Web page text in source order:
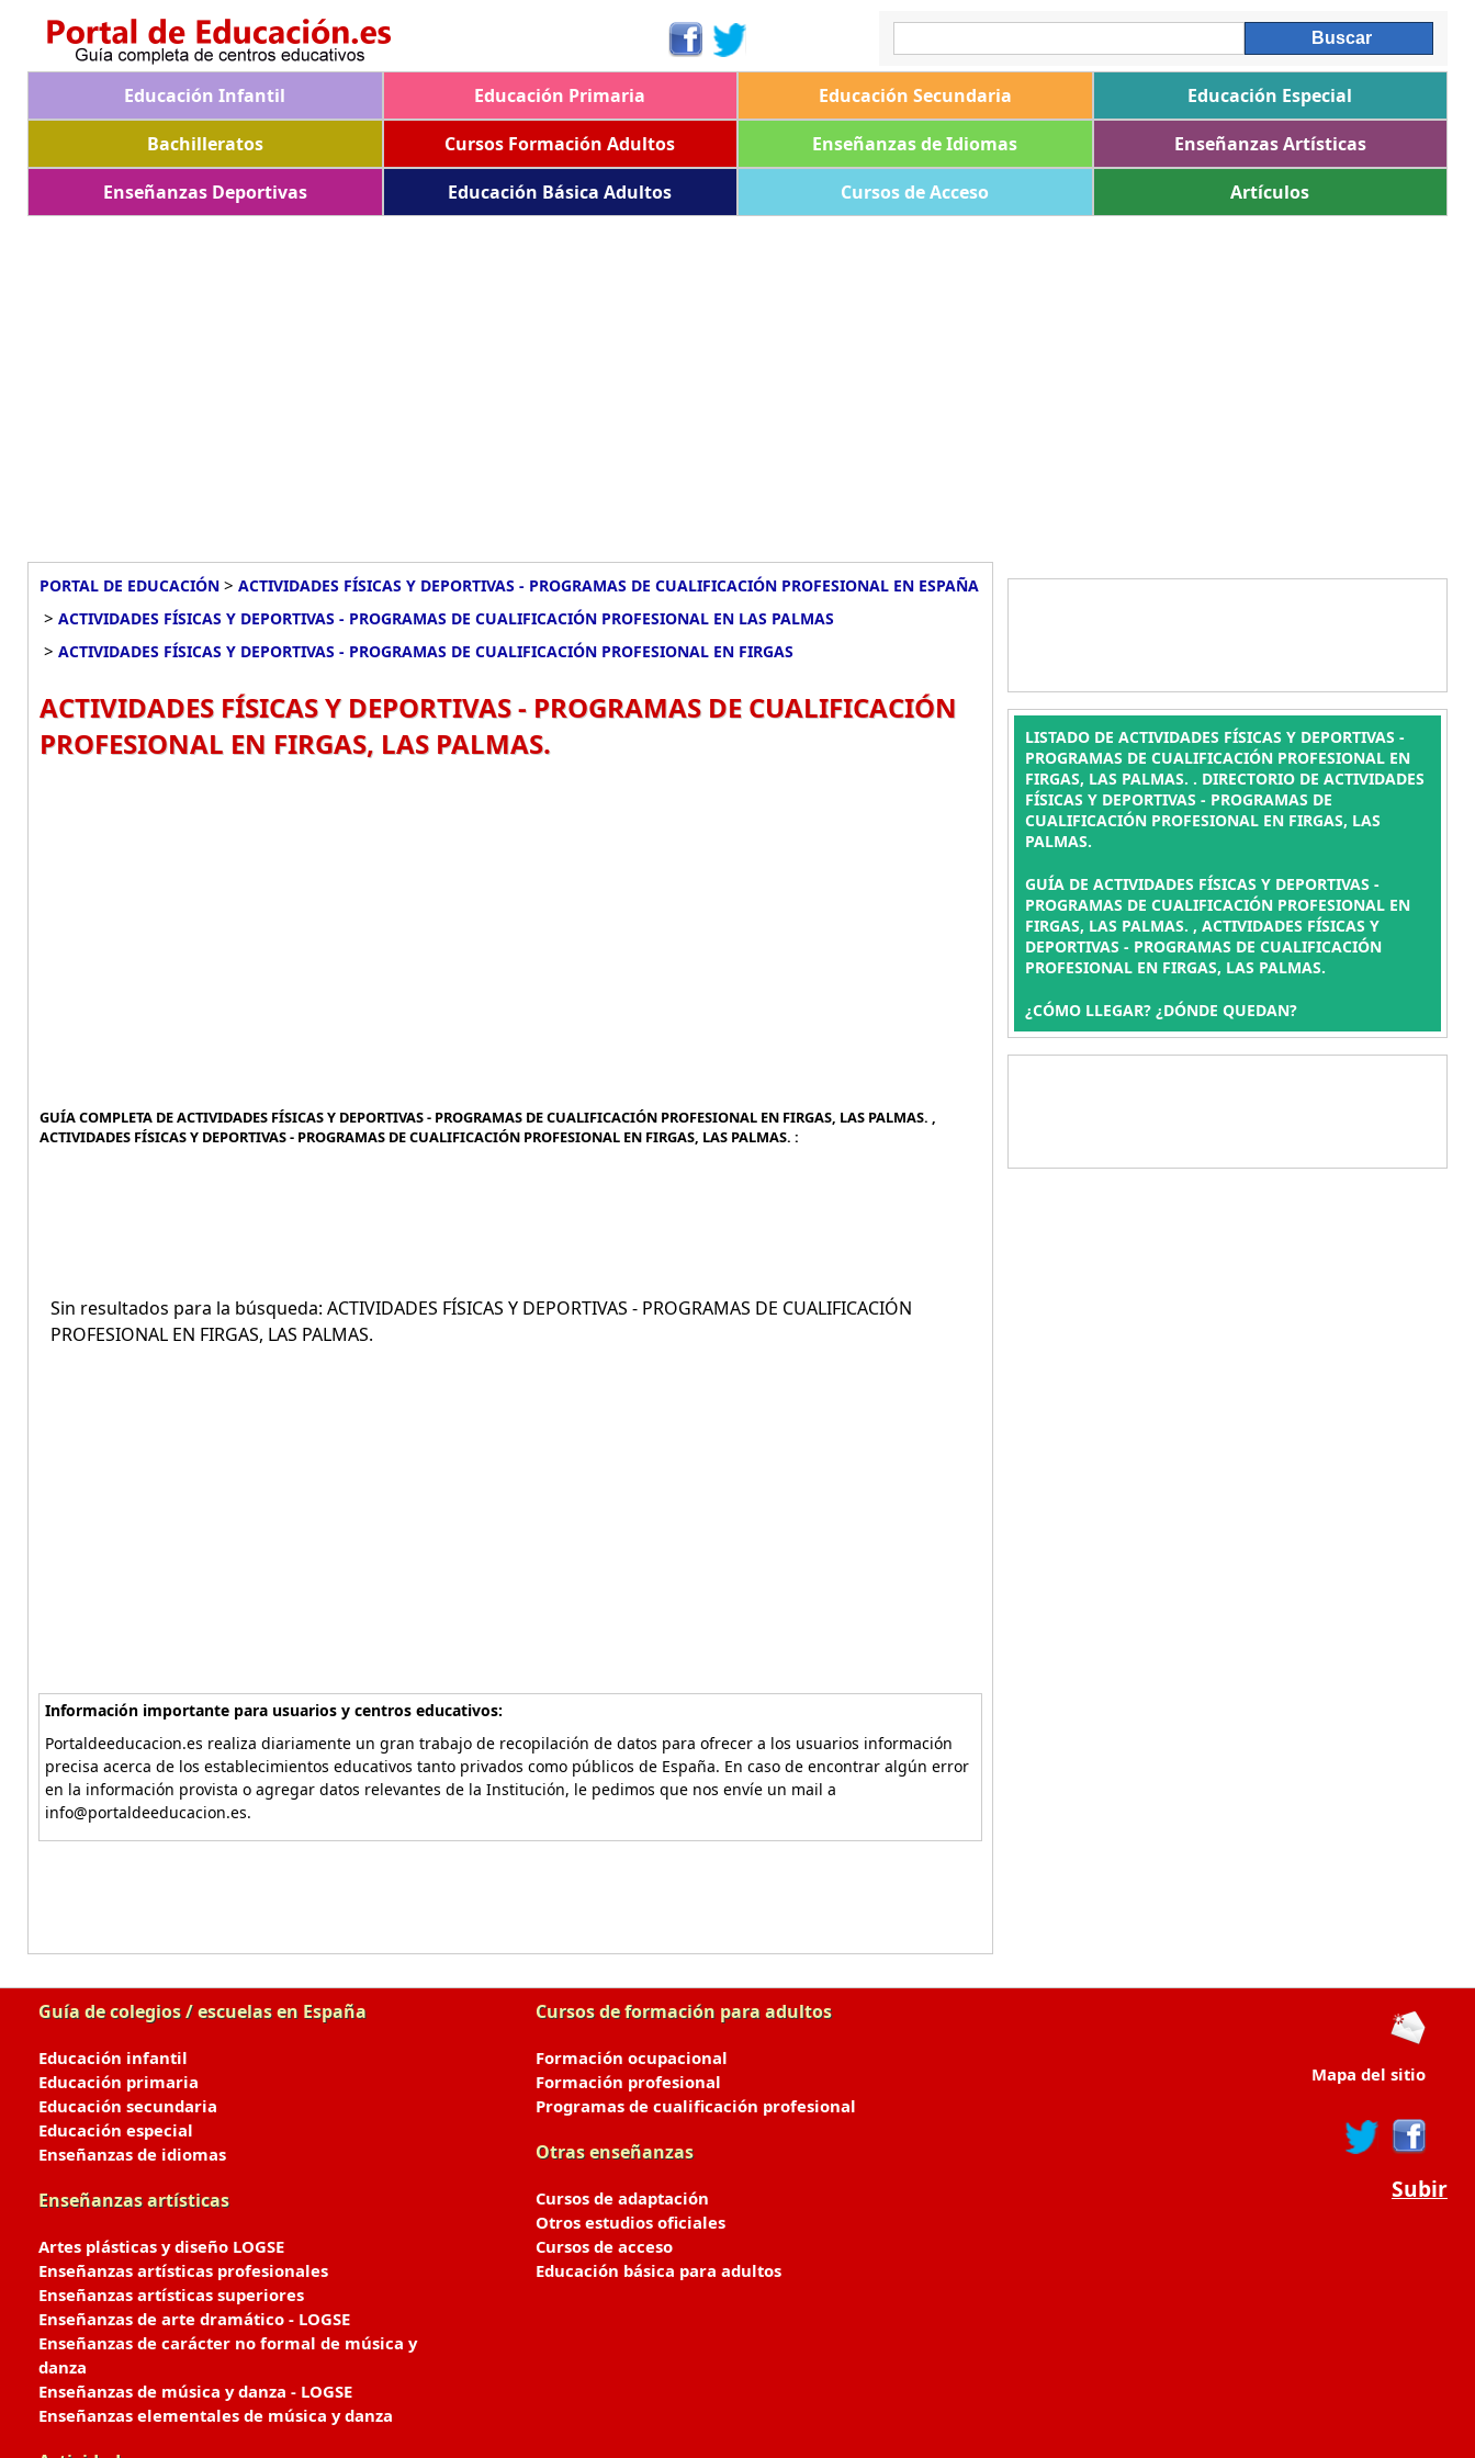
Educación Infantil Educación Primaria Educación Secundaria
Educación Especial
Bachilleratos
Cursos Formación Adultos Enseñanzas de Idiomas
Enseñanzas Artísticas
Enseñanzas Deportivas
Educación Básica Adultos Cursos de Acceso Artículos
PORTAL DE EDUCACIÓN > ACTIVIDADES FÍSICAS Y DEPORTIVAS - PROGRAMAS DE CUALIFICACIÓN PROFESIONAL EN ESPAÑA
> ACTIVIDADES FÍSICAS Y DEPORTIVAS - PROGRAMAS DE CUALIFICACIÓN PROFESIONAL EN LAS PALMAS
> ACTIVIDADES FÍSICAS Y DEPORTIVAS - PROGRAMAS DE CUALIFICACIÓN PROFESIONAL EN FIRGAS
ACTIVIDADES FÍSICAS Y DEPORTIVAS - PROGRAMAS DE CUALIFICACIÓN
PROFESIONAL EN FIRGAS, LAS PALMAS.
GUÍA COMPLETA DE ACTIVIDADES FÍSICAS Y DEPORTIVAS - PROGRAMAS DE CUALIFICACIÓN PROFESIONAL EN FIRGAS, LAS PALMAS. ,
ACTIVIDADES FÍSICAS Y DEPORTIVAS - PROGRAMAS DE CUALIFICACIÓN PROFESIONAL EN FIRGAS, LAS PALMAS. :
Sin resultados para la búsqueda: ACTIVIDADES FÍSICAS Y DEPORTIVAS - PROGRAMAS DE CUALIFICACIÓN
PROFESIONAL EN FIRGAS, LAS PALMAS.
Información importante para usuarios y centros educativos:
Portaldeeducacion.es realiza diariamente un gran trabajo de recopilación de datos para ofrecer a los usuarios información
precisa acerca de los establecimientos educativos tanto privados como públicos de España. En caso de encontrar algún error
en la información provista o agregar datos relevantes de la Institución, le pedimos que nos envíe un mail a
info@portaldeeducacion.es.
LISTADO DE ACTIVIDADES FÍSICAS Y DEPORTIVAS -
PROGRAMAS DE CUALIFICACIÓN PROFESIONAL EN
FIRGAS, LAS PALMAS. . DIRECTORIO DE ACTIVIDADES
FÍSICAS Y DEPORTIVAS - PROGRAMAS DE
CUALIFICACIÓN PROFESIONAL EN FIRGAS, LAS
PALMAS.
GUÍA DE ACTIVIDADES FÍSICAS Y DEPORTIVAS -
PROGRAMAS DE CUALIFICACIÓN PROFESIONAL EN
FIRGAS, LAS PALMAS. , ACTIVIDADES FÍSICAS Y
DEPORTIVAS - PROGRAMAS DE CUALIFICACIÓN
PROFESIONAL EN FIRGAS, LAS PALMAS.
¿CÓMO LLEGAR? ¿DÓNDE QUEDAN?
Guía de colegios / escuelas en España
Educación infantil
Educación primaria
Educación secundaria
Educación especial
Enseñanzas de idiomas
Enseñanzas artísticas
Artes plásticas y diseño LOGSE
Enseñanzas artísticas profesionales
Enseñanzas artísticas superiores
Enseñanzas de arte dramático - LOGSE
Enseñanzas de carácter no formal de música y
danza
Enseñanzas de música y danza - LOGSE
Enseñanzas elementales de música y danza
Cursos de formación para adultos
Formación ocupacional
Formación profesional
Programas de cualificación profesional
Otras enseñanzas
Cursos de adaptación
Otros estudios oficiales
Cursos de acceso
Educación básica para adultos
Mapa del sitio
Subir